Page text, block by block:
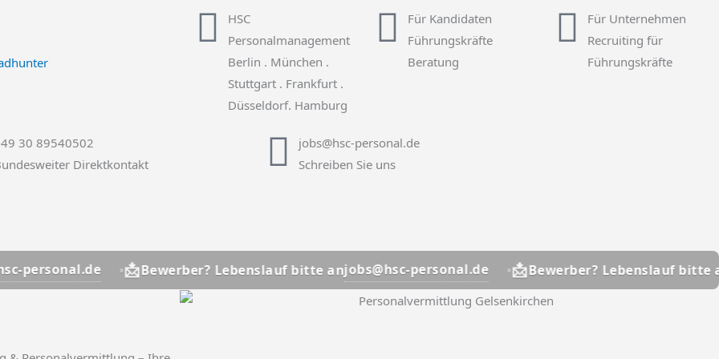
HSC
Personalmanagement
Berlin . München .
Stuttgart . Frankfurt .
Düsseldorf. Hamburg
Für Kandidaten
Führungskräfte
Beratung
Für Unternehmen
Recruiting für
Führungskräfte
30 89540502
Direktkontakt
jobs@hsc-personal.de
Schreiben Sie uns
📩Bewerber? Lebenslauf bitte anjobs@hsc-personal.de 📩Bewerber? Lebenslauf bitte an